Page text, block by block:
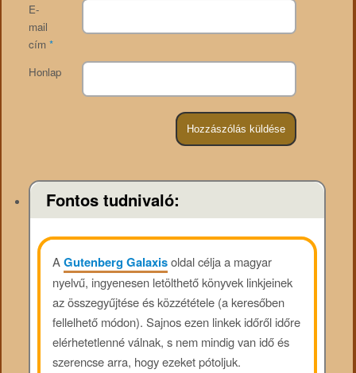
E-
mail
cím *
Honlap
Fontos tudnivaló:
AGutenberg Galaxisoldal célja a magyar
nyelvű, ingyenesen letölthető könyvek linkjeinek
az összegyűjtése és közzététele (a keresőben
fellelhető módon). Sajnos ezen linkek időről időre
elérhetetlenné válnak, s nem mindig van idő és
szerencse arra, hogy ezeket pótoljuk.